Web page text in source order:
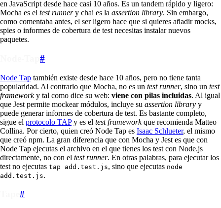
en JavaScript desde hace casi 10 años. Es un tandem rápido y ligero:
Mocha es el test runnery chai es la assertion library. Sin embargo,
como comentaba antes, el ser ligero hace que si quieres añadir mocks,
spies o informes de cobertura de test necesitas instalar nuevos
paquetes.
#
Node Tap también existe desde hace 10 años, pero no tiene tanta
popularidad. Al contrario que Mocha, no es un test runner, sino un test
frameworky tal como dice su web: viene con pilas incluidas. Al igual
que Jest permite mockear módulos, incluye su assertion library y
puede generar informes de cobertura de test. Es bastante completo,
sigue el protocolo TAPy es el test frameworkque recomienda Matteo
Collina. Por cierto, quien creó Node Tap es Isaac Schlueter, el mismo
que creó npm. La gran diferencia que con Mocha y Jest es que con
Node Tap ejecutas el archivo en el que tienes los test con Node.js
directamente, no con el test runner. En otras palabras, para ejecutar los
test no ejecutas tap add.test.js, sino que ejecutas node
add.test.js.
#